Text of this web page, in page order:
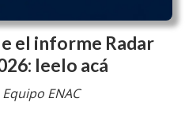
el informe Radar
leelo acá
Equipo ENAC